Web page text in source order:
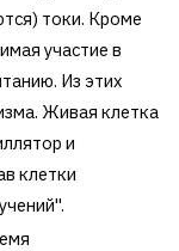
токи. Кроме
участие в
Из этих
Живая клетка
и
клетки